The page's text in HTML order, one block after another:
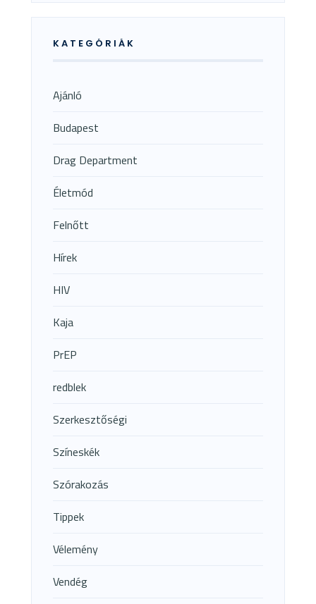
KATEGÓRIÁK
Ajánló
Budapest
Drag Department
Életmód
Felnőtt
Hírek
HIV
Kaja
PrEP
redblek
Szerkesztőségi
Színeskék
Szórakozás
Tippek
Vélemény
Vendég